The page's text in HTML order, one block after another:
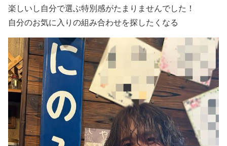
楽しいし自分で選ぶ特別感がたまりませんでした！
自分のお気に入りの組み合わせを探したくなる